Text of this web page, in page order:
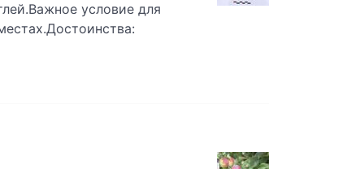
условие для